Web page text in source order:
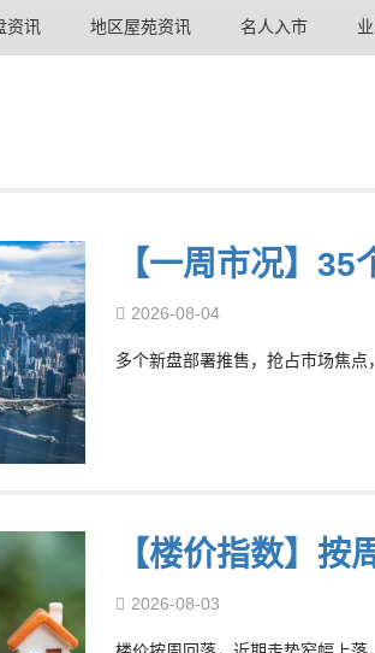
资讯 地区屋苑资讯 名人入市
【一周市况】
2026-08-04
多个新盘部署推售，抢占市场焦
【楼价指数】按
2026-08-03